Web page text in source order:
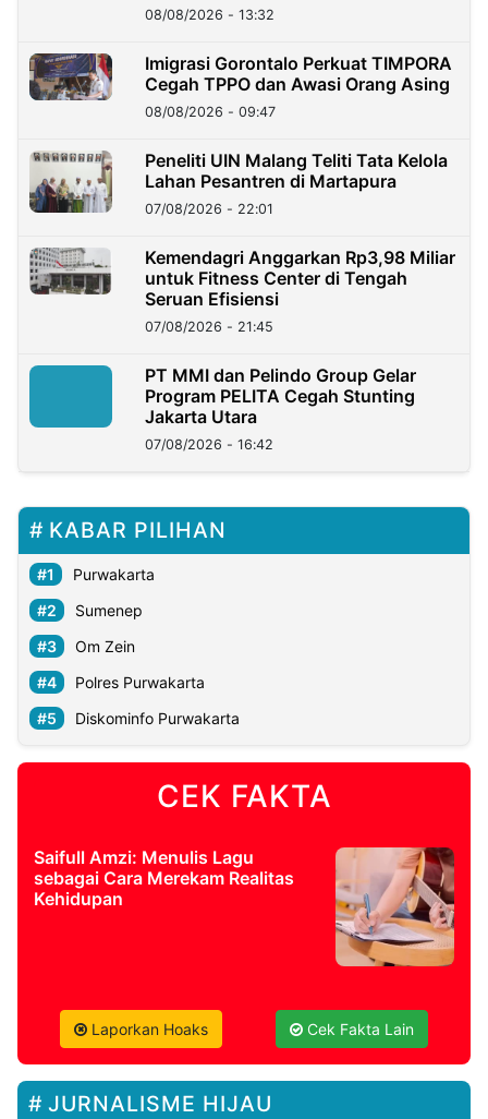
08/08/2026 - 13:32
Imigrasi Gorontalo Perkuat TIMPORA
Cegah TPPO dan Awasi Orang Asing
08/08/2026 - 09:47
Peneliti UIN Malang Teliti Tata Kelola
Lahan Pesantren di Martapura
07/08/2026 - 22:01
Kemendagri Anggarkan Rp3,98 Miliar
untuk Fitness Center di Tengah
Seruan Efisiensi
07/08/2026 - 21:45
PT MMI dan Pelindo Group Gelar
Program PELITA Cegah Stunting
Jakarta Utara
07/08/2026 - 16:42
KABAR PILIHAN
Purwakarta
Sumenep
Om Zein
Polres Purwakarta
Diskominfo Purwakarta
CEK FAKTA
Saifull Amzi: Menulis Lagu
sebagai Cara Merekam Realitas
Kehidupan
Laporkan Hoaks Cek Fakta Lain
JURNALISME HIJAU